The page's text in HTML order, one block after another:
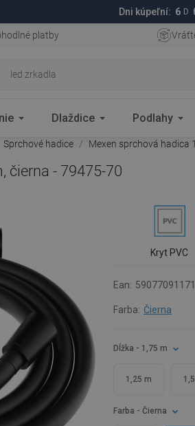
Dni kúpeľní: 6 D
platby
Dlaždice Podlahy
Sprchové hadice Mexen sprchová hadica
čierna - 79475-70
Kryt PVC
Ean:
Farba: Čierna
Dĺžka - 1,75 m
1,25 m
Farba - Čierna